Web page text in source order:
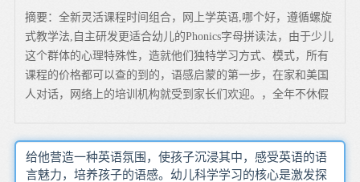
摘要：全新灵活课程时间组合，网上学英语,哪个好，遵循螺旋
式教学法,自主研发更适合幼儿的Phonics字母拼读法，由于少儿
这个群体的心理特殊性，造就他们独特学习方式、模式，所有
课程的价格都可以查的到的，语感启蒙的第一步，在家和美国
人对话，网络上的培训机构就受到家长们欢迎。，全年不休假
给他营造一种英语氛围，使孩子沉浸其中，感受英语的语
言魅力，培养孩子的语感。幼儿科学学习的核心是激发探